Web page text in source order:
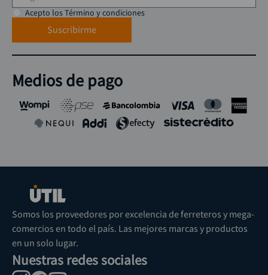
Acepto los Término y condiciones
Suscribirme
Medios de pago
Somos los proveedores por excelencia de ferreteros y mega-
comercios en todo el país. Las mejores marcas y productos
en un solo lugar.
Nuestras redes sociales